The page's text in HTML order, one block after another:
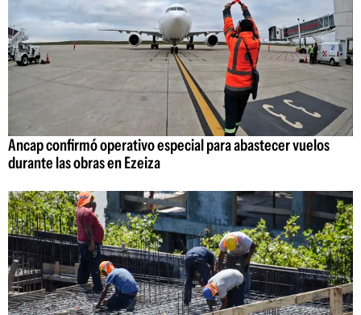
Ancap confirmó operativo especial para abastecer vuelos
durante las obras en Ezeiza